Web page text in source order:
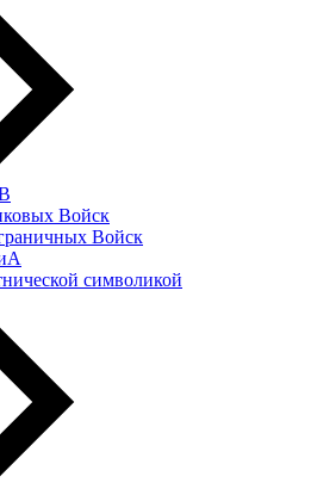
Войск
Войск
символикой